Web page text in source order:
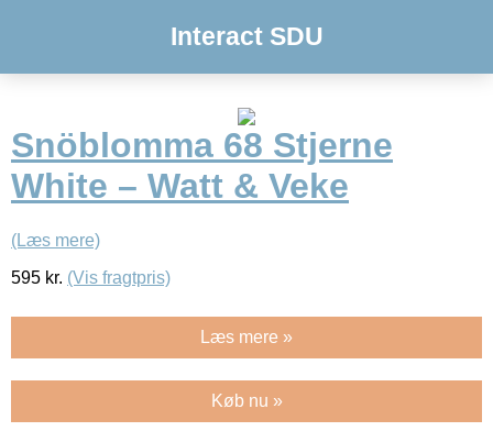
Interact SDU
Snöblomma 68 Stjerne
White – Watt & Veke
(Læs mere)
595 kr. (Vis fragtpris)
Læs mere »
Køb nu »